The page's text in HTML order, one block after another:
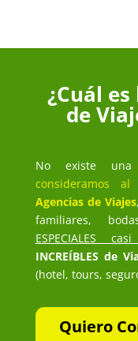
¿Cuál
de
No existe
consideramos
Agencias de Viajes
familiares,
ESPECIALES
INCREÍBLES de
(hotel, tours,
Quiero